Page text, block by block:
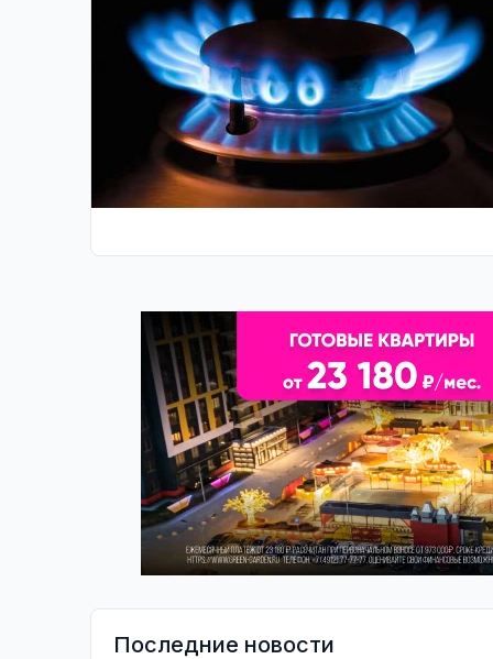
Последние новости